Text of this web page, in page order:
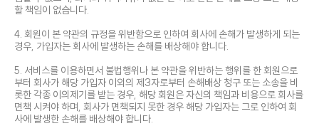
할 책임이 없습니다.
4. 회원이 본 약관의 규정을 위반함으로 인하여 회사에 손해가 발생하게 되는
경우, 가입자는 회사에 발생하는 손해를 배상해야 합니다.
5. 서비스를 이용하면서 불법행위나 본 약관을 위반하는 행위를 한 회원으로
부터 회사가 해당 가입자 이외의 제3자로부터 손해배상 청구 또는 소송을 비
롯한 각종 이의제기를 받는 경우, 해당 회원은 자신의 책임과 비용으로 회사를
면책 시켜야 하며, 회사가 면책되지 못한 경우 해당 가입자는 그로 인하여 회
사에 발생한 손해를 배상해야 합니다.